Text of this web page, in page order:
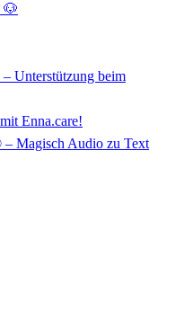
🐶
Unterstützung beim
Enna.care!
Magisch Audio zu Text